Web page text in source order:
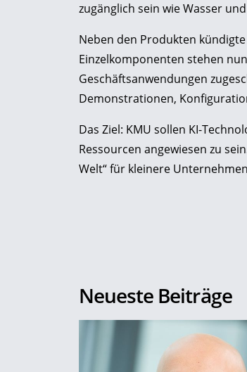
zugänglich sein wie Wasser
Neben den Produkten
Einzelkomponenten stehen
Geschäftsanwendungen
Demonstrationen,
Das Ziel: KMU sollen KI-
Ressourcen angewiesen zu
Welt“ für kleinere
Neueste Beiträge